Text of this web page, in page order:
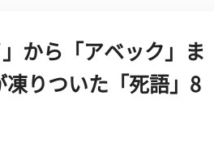
から「アベック」ま
凍りついた「死語」8